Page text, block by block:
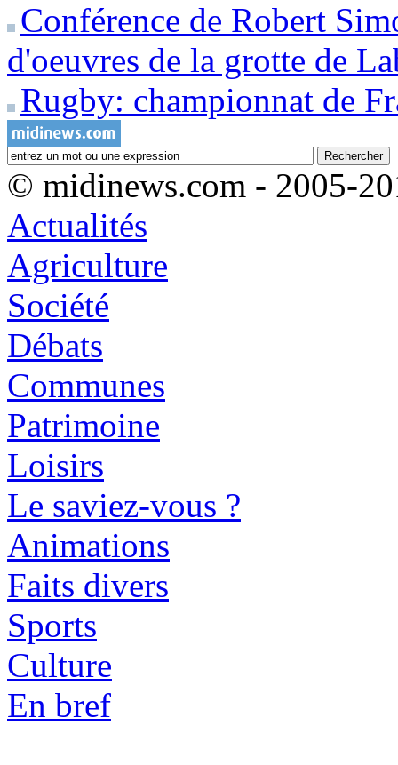
Conférence de Robert
d'oeuvres de la grotte de
Rugby: championnat de
© midinews.com - 2005-
Actualités
Agriculture
Société
Débats
Communes
Patrimoine
Loisirs
Le saviez-vous ?
Animations
Faits divers
Sports
Culture
En bref